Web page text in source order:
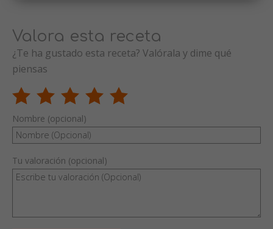
Valora esta receta
¿Te ha gustado esta receta? Valórala y dime qué
piensas
Nombre (opcional)
Tu valoración (opcional)